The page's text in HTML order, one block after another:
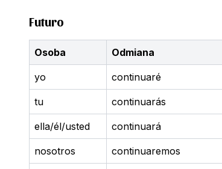
Futuro
Osoba Odmiana
yo continuaré
tu continuarás
ella/él/usted continuará
nosotros continuaremos